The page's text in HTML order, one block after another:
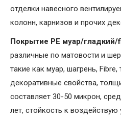
отделки навесного
колонн, карнизов и прочих
Покрытие PE муар/гладкий/
различные по матовости и
такие как муар, шагрень,
декоративные свойства,
составляет 30-50 микрон,
лет, стойкость к воздействую